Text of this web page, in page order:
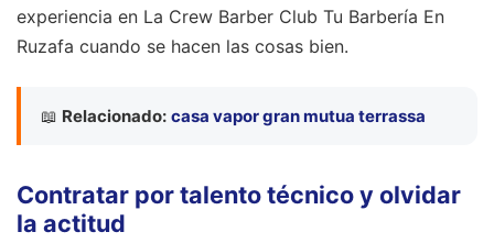
experiencia en La Crew Barber Club Tu Barbería En
Ruzafa cuando se hacen las cosas bien.
📖 Relacionado: casa vapor gran mutua terrassa
Contratar por talento técnico y olvidar
la actitud